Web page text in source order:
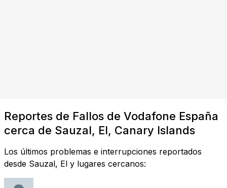
Reportes de Fallos de Vodafone España
cerca de Sauzal, El, Canary Islands
Los últimos problemas e interrupciones reportados
desde Sauzal, El y lugares cercanos: